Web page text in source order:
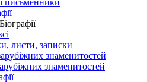
письменники
листи, записки
знаменитостей
знаменитостей